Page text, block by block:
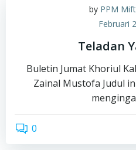
by PPM
Februari
Teladan
Buletin Jumat Khoriul
Zainal Mustofa Judul
0